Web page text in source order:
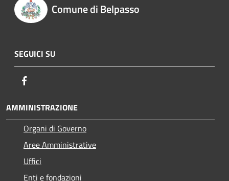
Comune di Belpasso
SEGUICI SU
AMMINISTRAZIONE
Organi di Governo
Aree Amministrative
Uffici
Enti e fondazioni